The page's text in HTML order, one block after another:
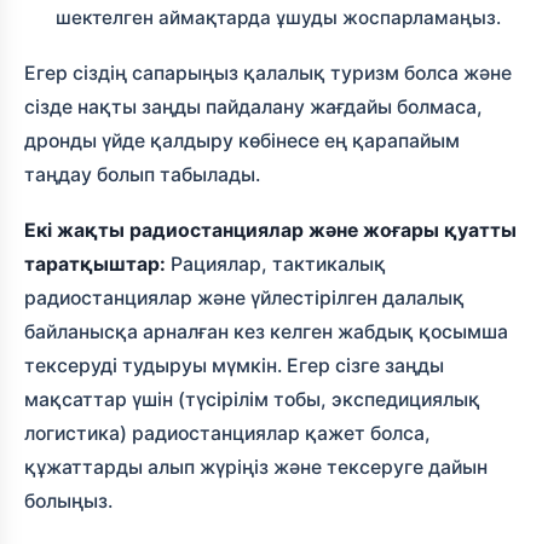
шектелген аймақтарда ұшуды жоспарламаңыз.
Егер сіздің сапарыңыз қалалық туризм болса және
сізде нақты заңды пайдалану жағдайы болмаса,
дронды үйде қалдыру көбінесе ең қарапайым
таңдау болып табылады.
Екі жақты радиостанциялар және жоғары қуатты
таратқыштар: Рациялар, тактикалық
радиостанциялар және үйлестірілген далалық
байланысқа арналған кез келген жабдық қосымша
тексеруді тудыруы мүмкін. Егер сізге заңды
мақсаттар үшін (түсірілім тобы, экспедициялық
логистика) радиостанциялар қажет болса,
құжаттарды алып жүріңіз және тексеруге дайын
болыңыз.